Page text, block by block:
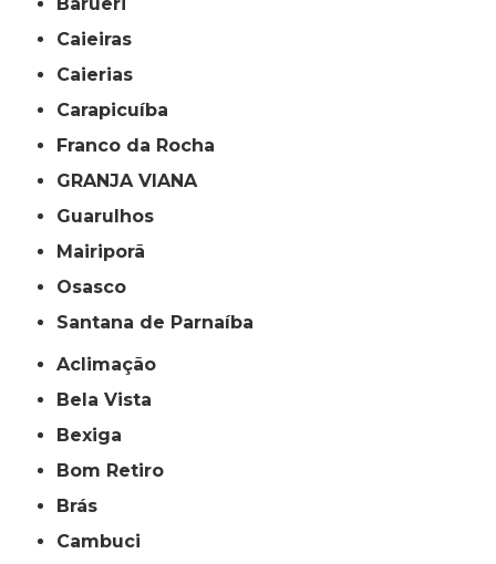
Caieiras
Caierias
Carapicuíba
Franco da Rocha
GRANJA VIANA
Guarulhos
Mairiporã
Osasco
Santana de Parnaíba
Aclimação
Bela Vista
Bexiga
Bom Retiro
Brás
Cambuci